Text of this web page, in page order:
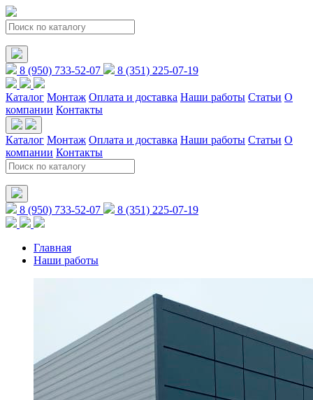
8 (950) 733-52-07 8 (351) 225-07-19
Каталог Монтаж Оплата и доставка Наши работы Статьи О
компании Контакты
Каталог Монтаж Оплата и доставка Наши работы Статьи О
компании Контакты
8 (950) 733-52-07 8 (351) 225-07-19
Главная
Наши работы